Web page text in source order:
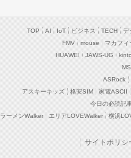
TOP AI IoT ビジネス TECH デ
FMV
mouse マカフィ
HUAWEI
JAWS-UG
ASRock
アスキーキッズ
格安SIM 家電ASCII
今日の必読記
ラーメンWalker
エリアLOVEWalker 横浜
サイトポリシ